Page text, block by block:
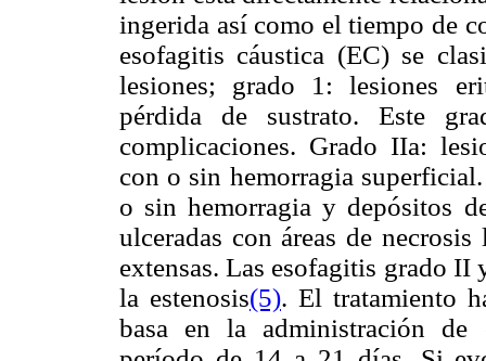
ingerida así como el tiempo de
esofagitis cáustica (EC) se
lesiones; grado 1: lesiones
pérdida de sustrato. Este
complicaciones. Grado IIa:
con o sin hemorragia
o sin hemorragia y depósitos
ulceradas con áreas de
extensas. Las esofagitis grado II
la estenosis(5). El tratamiento
basa en la administración de